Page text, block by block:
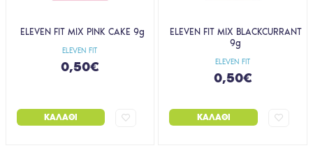
ELEVEN FIT
ELEVEN FIT MIX PINK CAKE 9g
0,50€
ΚΑΛΆΘΙ
ELEVEN FIT
ELEVEN FIT MIX BLACKCURRANT
9g
0,50€
ΚΑΛΆΘΙ